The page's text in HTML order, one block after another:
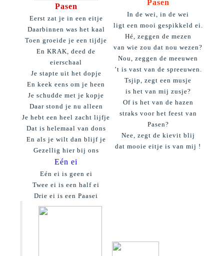
Pasen
Eerst zat je in een eitje
Daarbinnen was het kaal
Toen groeide je een tijdje
En KRAK, deed de
eierschaal
Je stapte uit het dopje
En keek eens om je heen
Je schudde met je kopje
Daar stond je nu alleen
Je hebt een heel zacht lijfje
Dat is helemaal van dons
En als je wilt dan blijf je
Gezellig hier bij ons
Pasen
In de wei, in de wei
ligt een mooi gespikkeld ei.
Hé, zeggen de mezen
van wie zou dat nou wezen?
Nou, zeggen de meeuwen
’t is vast van de spreeuwen.
Tsjip, zegt een musje
is het van mij zusje?
Of is het van de hazen
straks voor het feest van
Pasen?
Nee, zegt de kievit blij
dat mooie eitje is van mij !
Eén ei
Eén ei is geen ei
Twee ei is een half ei
Drie ei is een Paasei